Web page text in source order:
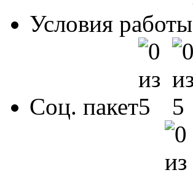
Условия работы
Соц. пакет